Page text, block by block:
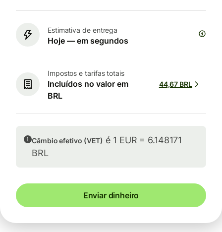
Estimativa de entrega
Hoje — em segundos
Impostos e tarifas totais
Incluídos no valor em
BRL
44,67 BRL
Câmbio efetivo (VET) é 1 EUR = 6.148171
BRL
Enviar dinheiro